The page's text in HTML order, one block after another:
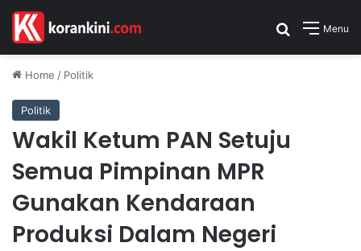
Menu
Search for
Home / Politik
Politik
Wakil Ketum PAN Setuju
Semua Pimpinan MPR
Gunakan Kendaraan
Produksi Dalam Negeri